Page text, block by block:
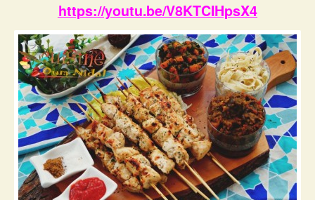
https://youtu.be/V8KTCIHpsX4